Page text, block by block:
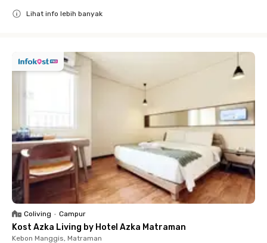
Lihat info lebih banyak
Coliving • Campur
Kost Azka Living by Hotel Azka Matraman
Kebon Manggis, Matraman